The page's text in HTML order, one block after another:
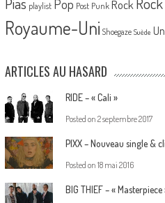
playlist Pop Post Punk Rock
Royaume-Uni Shoegaze Suède
ARTICLES AU HASARD
RIDE – « Cali »
Posted on 2 septembre 2017
PIXX – Nouveau single &
Posted on 18 mai 2016
BIG THIEF – «